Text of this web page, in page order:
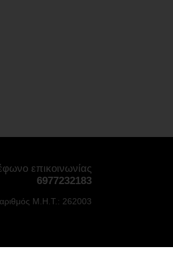
επικοινωνίας
6977232183
Μ.Η.Τ.: 262003